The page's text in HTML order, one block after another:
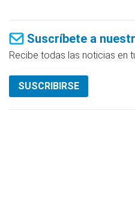
Suscríbete a
Recibe todas las noticias en
SUSCRIBIRSE